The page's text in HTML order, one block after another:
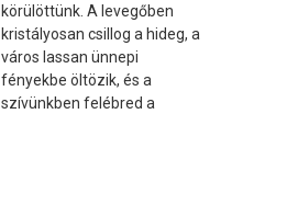
körülöttünk. A levegőben
kristályosan csillog a hideg, a
város lassan ünnepi
fényekbe öltözik, és a
szívünkben felébred a